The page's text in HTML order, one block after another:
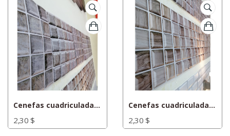
Cenefas cuadriculada estilo madera
2,30 $
Cenefas cuadriculada estilo madera 2
2,30 $